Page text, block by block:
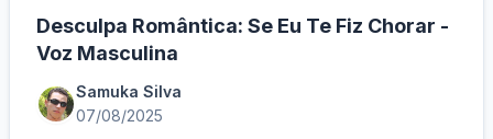
Desculpa Romântica: Se Eu Te Fiz Chorar -
Voz Masculina
Samuka Silva
07/08/2025